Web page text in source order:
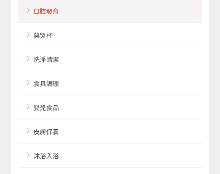
口腔發育
莫哭杯
洗淨清潔
食具調理
嬰兒食品
皮膚保養
沐浴入浴